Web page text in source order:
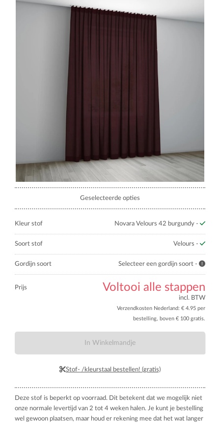
Geselecteerde opties
Kleur stof Novara Velours 42 burgundy -
Soort stof Velours -
Gordijn soort Selecteer een gordijn soort -
Prijs Voltooi alle stappen
incl. BTW
Verzendkosten Nederland: € 4.95 per
bestelling, boven € 100 gratis.
In Winkelmandje
Stof- /kleurstaal bestellen! (gratis)
Deze stof is beperkt op voorraad. Dit betekent dat we mogelijk niet
onze normale levertijd van 2 tot 4 weken halen. Je kunt je bestelling
wel gewoon plaatsen, maar houd er rekening mee dat het wat langer